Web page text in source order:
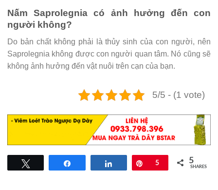
Nấm Saprolegnia có ảnh hưởng đến con
người không?
Do bản chất không phải là thủy sinh của con người, nên
Saprolegnia không được con người quan tâm. Nó cũng sẽ
không ảnh hưởng đến vật nuôi trên cạn của bạn.
5/5 - (1 vote)
Pin
5 5
SHARES